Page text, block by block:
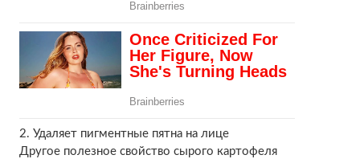
2. Удаляет пигментные пятна на лице
Другое полезное свойство сырого картофеля